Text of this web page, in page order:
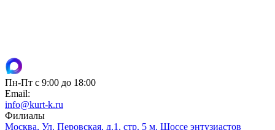
Пн-Пт с 9:00 до 18:00
Email:
info@kurt-k.ru
Филиалы
Москва, Ул. Перовская, д.1, стр. 5 м. Шоссе энтузиастов